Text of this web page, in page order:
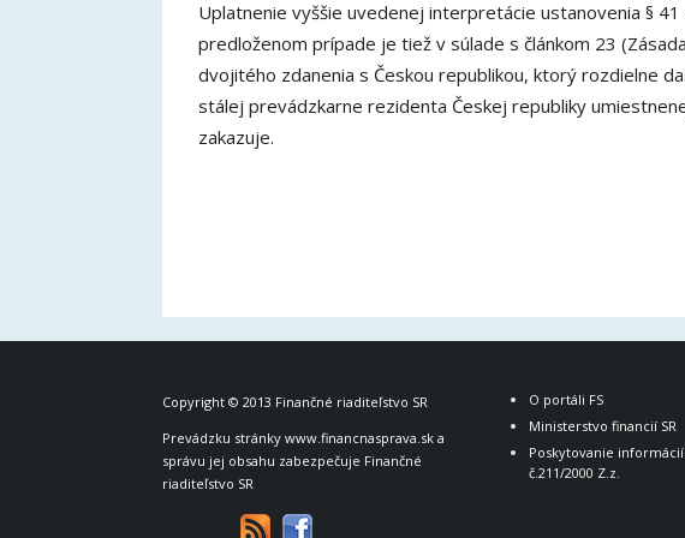
Uplatnenie vyššie uvedenej interpretácie ustanovenia §
predloženom prípade je tiež v súlade s článkom 23
dvojitého zdanenia s Českou republikou, ktorý rozdielne
stálej prevádzkarne rezidenta Českej republiky
zakazuje.
Copyright © 2013 Finančné riaditeľstvo SR
Prevádzku stránky www.financnasprava.sk a
správu jej obsahu zabezpečuje Finančné
riaditeľstvo SR
O portáli FS
Ministerstvo financií SR
Poskytovanie
č.211/2000 Z.z.